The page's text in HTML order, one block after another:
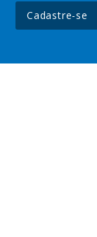
Cadastre-se